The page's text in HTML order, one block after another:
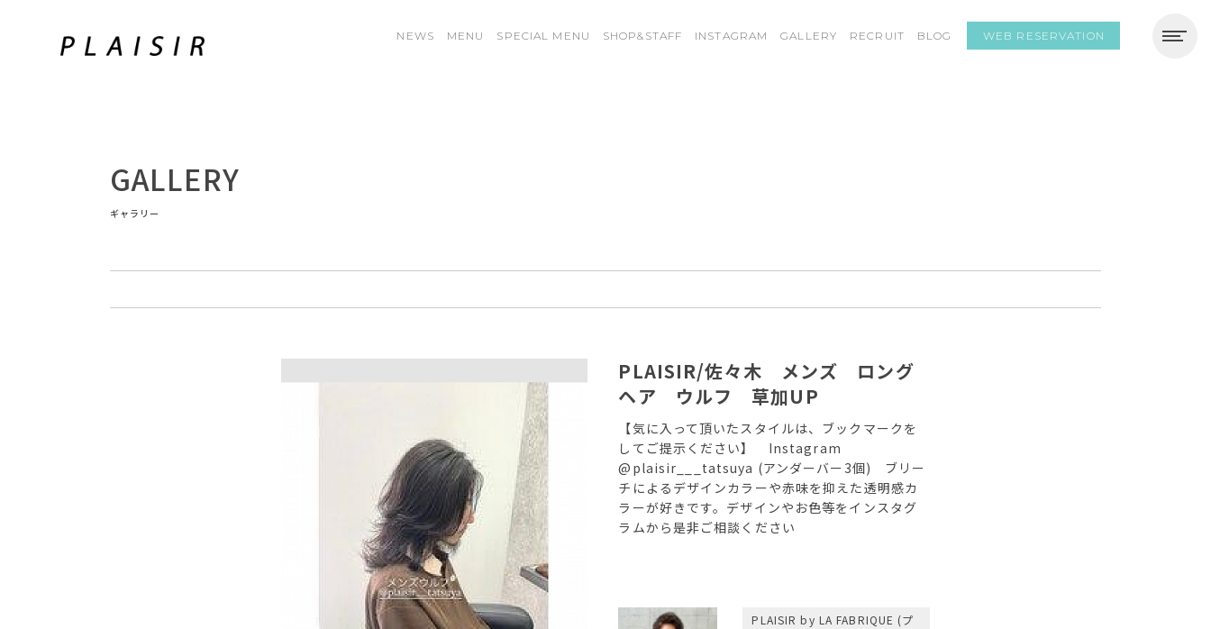
NEWS MENU SPECIAL MENU SHOP&STAFF INSTAGRAM GALLERY RECRUIT BLOG WEB RESERVATION
GALLERY
ギャラリー
PLAISIR/佐々木 メンズ ロング
ヘア ウルフ 草加UP
【気に入って頂いたスタイルは、ブックマークを
してご提示ください】 Instagram
@plaisir___tatsuya (アンダーバー3個) ブリー
チによるデザインカラーや赤味を抑えた透明感カ
ラーが好きです。デザインやお色等をインスタグ
ラムから是非ご相談ください
PLAISIR by LA FABRIQUE (プ